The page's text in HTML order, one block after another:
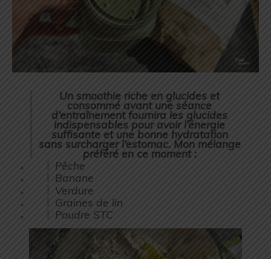
Un smoothie riche en glucides et
consommé avant une séance
d’entraînement fournira les glucides
indispensables pour avoir l’énergie
suffisante et une bonne hydratation
sans surcharger l’estomac. Mon mélange
préféré en ce moment :
Pêche
Banane
Verdure
Graines de lin
Poudre STC